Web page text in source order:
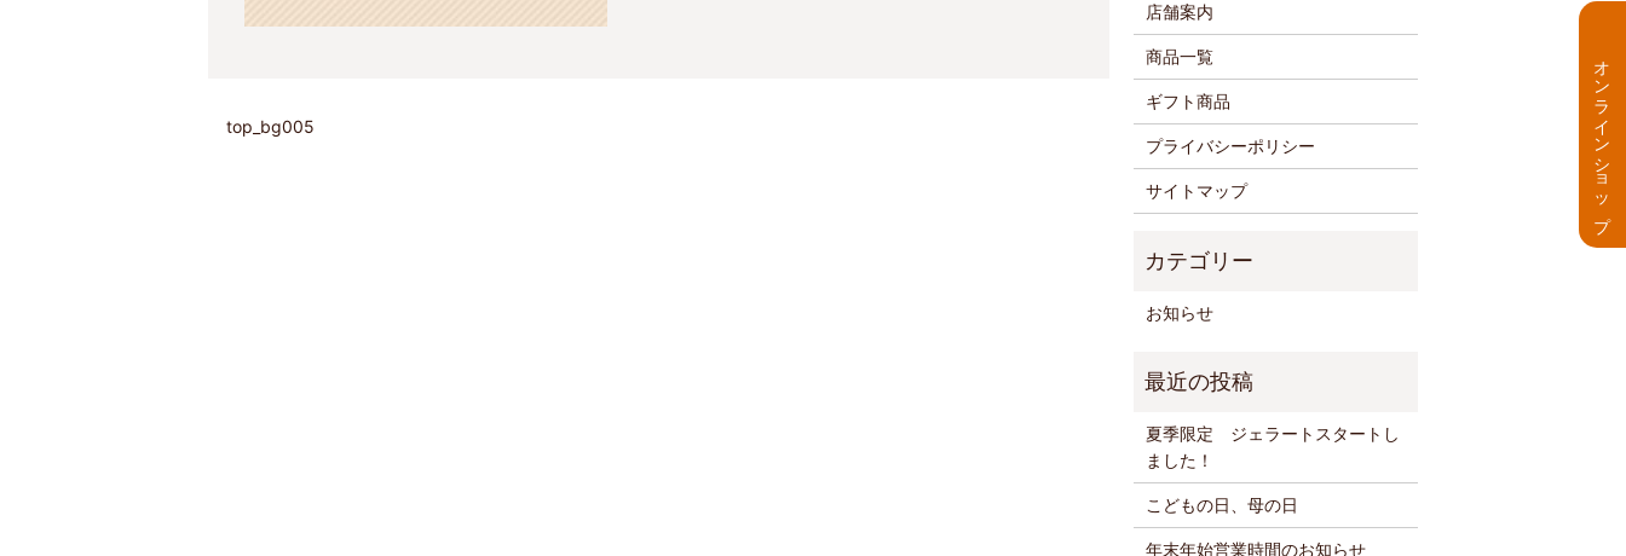
top_bg005
店舗案内
商品一覧
ギフト商品
プライバシーポリシー
サイトマップ
お知らせ
夏季限定 ジェラートスタートし
ました！
こどもの日、母の日
年末年始営業時間のお知らせ
オンラインショップ